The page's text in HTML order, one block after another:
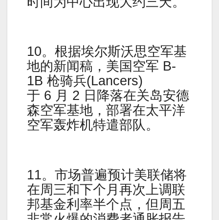
10。根据埃尔斯沃思空军基
地的新闻稿，美国空军 B-
1B 枪骑兵(Lancers)
于 6 月 2 日降落在关岛安德
森空军基地，部署在太平洋
空军轰炸机特遣部队。
11。市场普遍预计美联储将
在周三和下个月再次上调联
邦基金利率半个点，但周五